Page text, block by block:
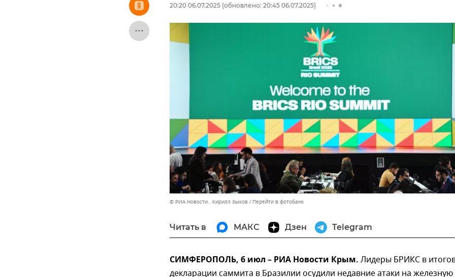
20:20 06.07.2025 (обновлено: 20:45 06.07.2025)
© РИА Новости . Кирилл Зыков Перейти в фотобанк
Читать в МАКС Дзен Telegram
СИМФЕРОПОЛЬ, 6 июл – РИА Новости Крым. Лидеры БРИКС в
декларации саммита в Бразилии осудили недавние атаки на железную